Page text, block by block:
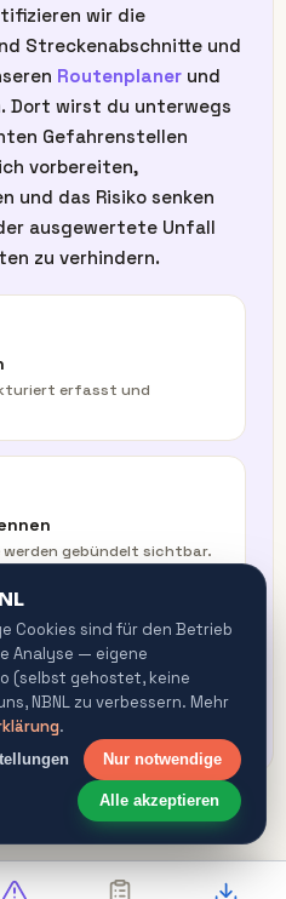
wir die
Streckenabschnitte und
Routenplaner und
Dort wirst du unterwegs
Gefahrenstellen
vorbereiten,
und das Risiko senken
ausgewertete Unfall
zu verhindern.
erfasst und
gebündelt sichtbar.
warnen vor
Cookies sind für den Betrieb
Analyse — eigene
(selbst gehostet, keine
NBNL zu verbessern. Mehr
.
Nur notwendige
Alle akzeptieren